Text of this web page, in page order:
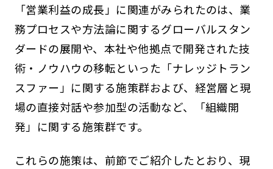
「営業利益の成長」に関連がみられたのは、業
務プロセスや方法論に関するグローバルスタン
ダードの展開や、本社や他拠点で開発された技
術・ノウハウの移転といった「ナレッジトラン
スファー」に関する施策群および、経営層と現
場の直接対話や参加型の活動など、「組織開
発」に関する施策群です。
これらの施策は、前節でご紹介したとおり、現